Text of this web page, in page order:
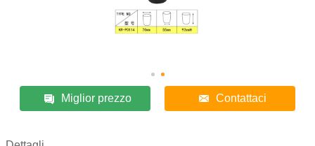
Miglior prezzo Contattaci